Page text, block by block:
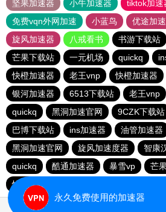
坚果加速器
小牛加速器 tiktok加速
免费vqn外网加速
小蓝鸟 优途加
旋风加速器
八戒看书 书游下载站
芒果下载站
一元机场 quickq
快橙加速器
老王vnp 快橙加速器
银河加速器
6513下载站 老王vnp
quickq
黑洞加速官网 9CZK下载站
巴博下载站
ins加速器 油管加速器
黑洞加速官网
旋风加速度器
智康
quickq
酷通加速器 暴雪vp 芒
快橙加速器
永久免费使用的加速器